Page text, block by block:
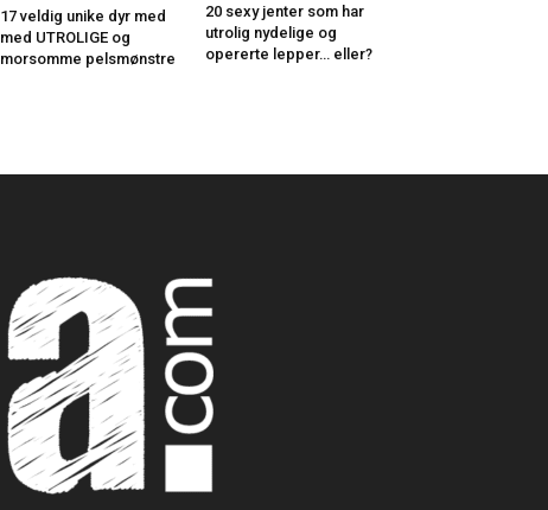
17 veldig unike dyr med
med UTROLIGE og
morsomme pelsmønstre
20 sexy jenter som har
utrolig nydelige og
opererte lepper… eller?